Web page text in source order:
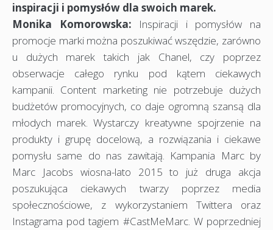
inspiracji i pomysłów dla swoich marek.
Monika Komorowska: Inspiracji i pomysłów na
promocje marki można poszukiwać wszędzie, zarówno
u dużych marek takich jak Chanel, czy poprzez
obserwacje całego rynku pod kątem ciekawych
kampanii. Content marketing nie potrzebuje dużych
budżetów promocyjnych, co daje ogromną szansą dla
młodych marek. Wystarczy kreatywne spojrzenie na
produkty i grupę docelową, a rozwiązania i ciekawe
pomysłu same do nas zawitają. Kampania Marc by
Marc Jacobs wiosna-lato 2015 to już druga akcja
poszukująca ciekawych twarzy poprzez media
społecznościowe, z wykorzystaniem Twittera oraz
Instagrama pod tagiem #CastMeMarc. W poprzedniej